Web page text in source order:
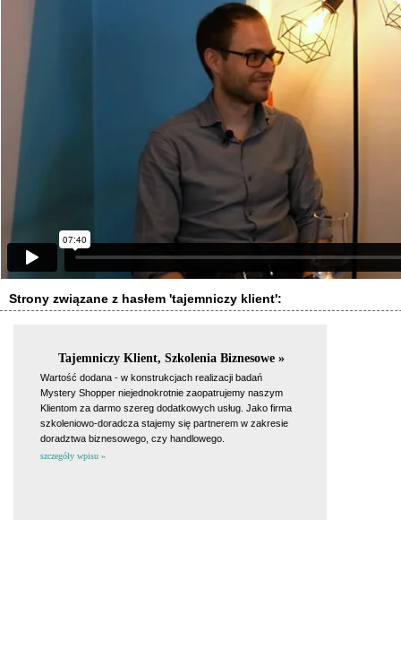
Strony związane z hasłem 'tajemniczy klient':
Tajemniczy Klient, Szkolenia Biznesowe »
Wartość dodana - w konstrukcjach realizacji badań
Mystery Shopper niejednokrotnie zaopatrujemy naszym
Klientom za darmo szereg dodatkowych usług. Jako firma
szkoleniowo-doradcza stajemy się partnerem w zakresie
doradztwa biznesowego, czy handlowego.
szczegóły wpisu »